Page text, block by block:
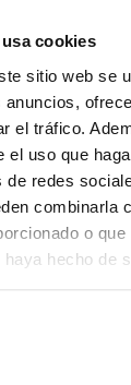
cookies
sitio web se
el tráfico.
el uso que
de redes
combinarla
o
haya hecho de